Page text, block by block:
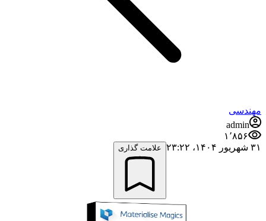
مهندسی
admin
۱٬۸۵۶
۳۱ شهریور ۱۴۰۴،‏ ۲۳:۲۲
علامت گذاری